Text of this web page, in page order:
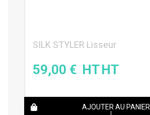
SILK STYLER Lisseur
59,00 €
AJOUTER AU PANIER